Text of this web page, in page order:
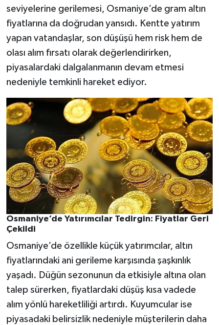
seviyelerine gerilemesi, Osmaniye’de gram altın
fiyatlarına da doğrudan yansıdı. Kentte yatırım
yapan vatandaşlar, son düşüşü hem risk hem de
olası alım fırsatı olarak değerlendirirken,
piyasalardaki dalgalanmanın devam etmesi
nedeniyle temkinli hareket ediyor.
Osmaniye’de Yatırımcılar Tedirgin: Fiyatlar Geri
Çekildi
Osmaniye’de özellikle küçük yatırımcılar, altın
fiyatlarındaki ani gerileme karşısında şaşkınlık
yaşadı. Düğün sezonunun da etkisiyle altına olan
talep sürerken, fiyatlardaki düşüş kısa vadede
alım yönlü hareketliliği artırdı. Kuyumcular ise
piyasadaki belirsizlik nedeniyle müşterilerin daha